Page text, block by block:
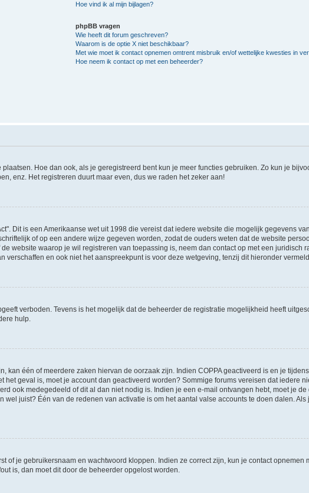
Hoe vind ik al mijn bijlagen?
phpBB vragen
Wie heeft dit forum geschreven?
Waarom is de optie X niet beschikbaar?
Met wie moet ik contact opnemen omtrent misbruik en/of wettelijke kwesties in
Hoe neem ik contact op met een beheerder?
Hoe dan ook, als je geregistreerd bent kun je meer functies gebruiken. Zo kun je
enz. Het registreren duurt maar even, dus we raden het zeker aan!
Dit is een Amerikaanse wet uit 1998 die vereist dat iedere website die mogelijk gegevens
of op een andere wijze gegeven worden, zodat de ouders weten dat de website
website waarop je wil registreren van toepassing is, neem dan contact op met een juridisch
en ook niet het aanspreekpunt is voor deze wetgeving, tenzij dit hieronder
verboden. Tevens is het mogelijk dat de beheerder de registratie mogelijkheid heeft
hulp.
één of meerdere zaken hiervan de oorzaak zijn. Indien COPPA geactiveerd is en je
geval is, moet je account dan geactiveerd worden? Sommige forums vereisen dat iedere
ook medegedeeld of dit al dan niet nodig is. Indien je een e-mail ontvangen hebt, moet je
juist? Één van de redenen van activatie is om het aantal valse accounts te doen dalen. Als
of je gebruikersnaam en wachtwoord kloppen. Indien ze correct zijn, kun je contact opnemen
is, dan moet dit door de beheerder opgelost worden.